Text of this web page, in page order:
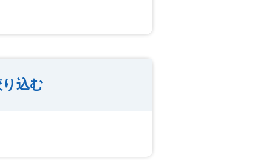
込む